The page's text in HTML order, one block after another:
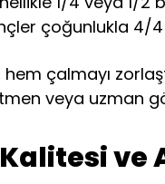
çoğunlukla 4/
çalmayı
veya uzman
ve